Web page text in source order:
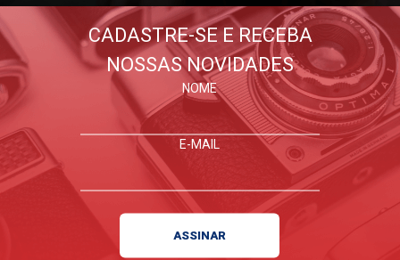
CADASTRE-SE E RECEBA
NOSSAS NOVIDADES
NOME
E-MAIL